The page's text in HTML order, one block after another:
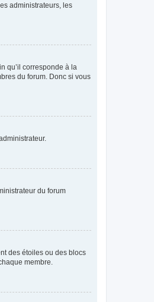
administrateurs, les
qu’il corresponde à la
du forum. Donc si vous
du forum
des étoiles ou des blocs
membre.